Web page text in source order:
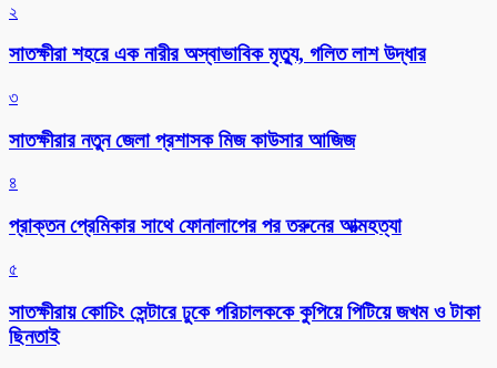
২
সাতক্ষীরা শহরে এক নারীর অস্বাভাবিক মৃত্যু, গলিত লাশ উদ্ধার
৩
সাতক্ষীরার নতুন জেলা প্রশাসক মিজ কাউসার আজিজ
৪
প্রাক্তন প্রেমিকার সাথে ফোনালাপের পর তরুনের আত্মহত্যা
৫
সাতক্ষীরায় কোচিং সেন্টারে ঢুকে পরিচালককে কুপিয়ে পিটিয়ে জখম ও টাকা
ছিনতাই